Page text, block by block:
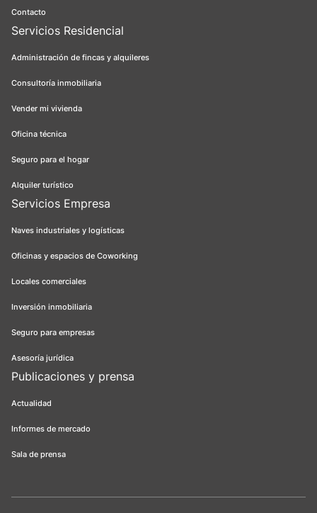
Contacto
Servicios Residencial
Administración de fincas y alquileres
Consultoría inmobiliaria
Vender mi vivienda
Oficina técnica
Seguro para el hogar
Alquiler turístico
Servicios Empresa
Naves industriales y logísticas
Oficinas y espacios de Coworking
Locales comerciales
Inversión inmobiliaria
Seguro para empresas
Asesoría jurídica
Publicaciones y prensa
Actualidad
Informes de mercado
Sala de prensa